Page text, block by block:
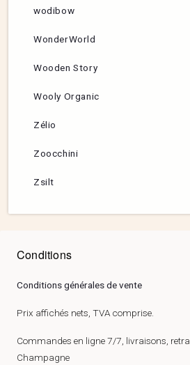
wodibow
WonderWorld
Wooden Story
Wooly Organic
Zélio
Zoocchini
Zsilt
Conditions
Conditions générales de vente
Prix affichés nets, TVA comprise.
Commandes en ligne 7/7, livraisons,
Champagne